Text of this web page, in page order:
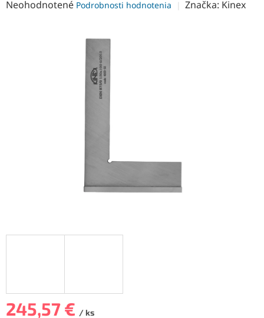
Priemerné
Neohodnotené Podrobnosti hodnotenia Značka: Kinex
245,57 € / ks